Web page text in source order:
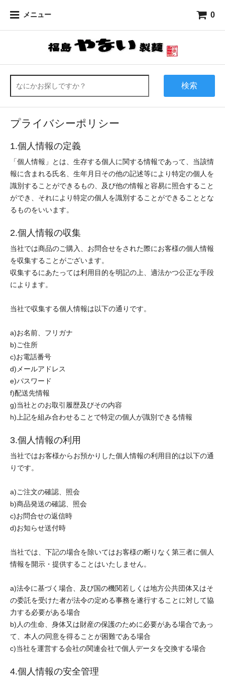
メニュー 0
検索
プライバシーポリシー
1.個人情報の定義
「個人情報」とは、生存する個人に関する情報であって、当該情
報に含まれる氏名、生年月日その他の記述等により特定の個人を
識別することができるもの、及び他の情報と容易に照合すること
ができ、それにより特定の個人を識別することができることとな
るものをいいます。
2.個人情報の収集
当社では商品のご購入、お問合せをされた際にお客様の個人情報
を収集することがございます。
収集するにあたっては利用目的を明記の上、適法かつ公正な手段
によります。
当社で収集する個人情報は以下の通りです。
a)お名前、フリガナ
b)ご住所
c)お電話番号
d)メールアドレス
e)パスワード
f)配送先情報
g)当社とのお取引履歴及びその内容
h)上記を組み合わせることで特定の個人が識別できる情報
3.個人情報の利用
当社ではお客様からお預かりした個人情報の利用目的は以下の通
りです。
a)ご注文の確認、照会
b)商品発送の確認、照会
c)お問合せの返信時
d)お知らせ送付時
当社では、下記の場合を除いてはお客様の断りなく第三者に個人
情報を開示・提供することはいたしません。
a)法令に基づく場合、及び国の機関若しくは地方公共団体又はそ
の委託を受けた者が法令の定める事務を遂行することに対して協
力する必要がある場合
b)人の生命、身体又は財産の保護のために必要がある場合であっ
て、本人の同意を得ることが困難である場合
c)当社を運営する会社の関連会社で個人データを交換する場合
4.個人情報の安全管理